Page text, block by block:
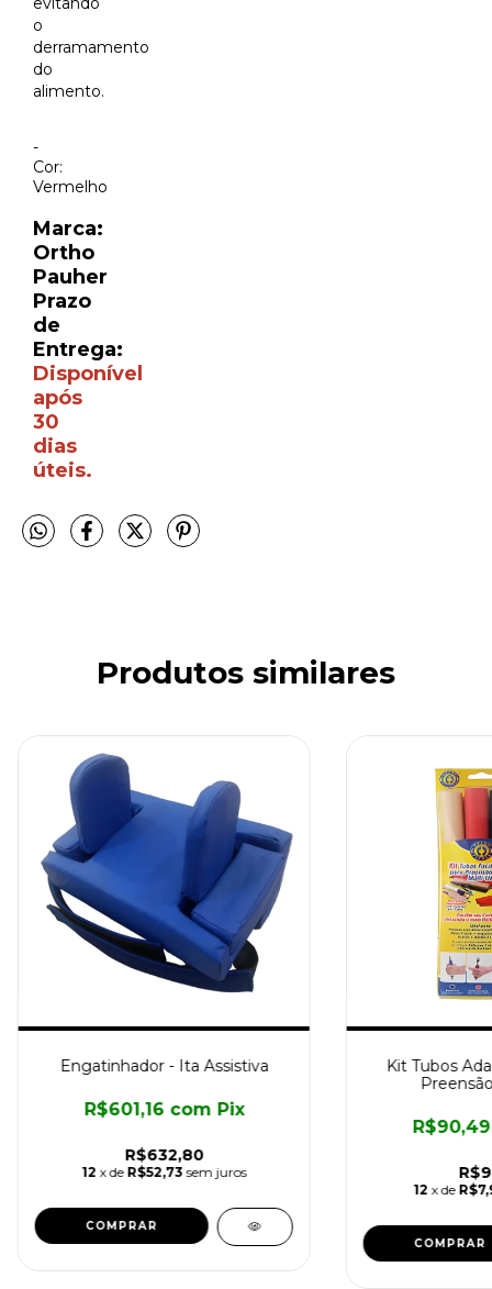
o
derramamento
do
alimento.
-
Cor:
Vermelho
Marca:
Ortho
Pauher
Prazo
de
Entrega:
Disponível
após
30
dias
úteis.
Produtos similares
Engatinhador - Ita Assistiva
R$632,80
R$601,16 com Pix
12 x de R$52,73 sem juros
COMPRAR
Kit Tubos
12 x de